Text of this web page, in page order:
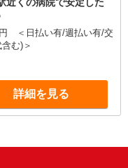
＜日払い有/週払い有/交
む)＞
詳細を見る